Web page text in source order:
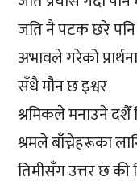
जति नै पटक छरे
अभावले गरेको
सँधै मौन छ इश्वर
श्रमिकले मनाउने
श्रमले बाँच्नेहरूका
तिमीसँग उत्तर छ की